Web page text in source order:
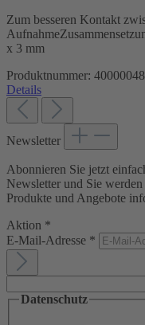
Zum besseren Kontakt
x 3 mm
Produktnummer: 40000048
Details
Newsletter
Abonnieren Sie jetzt
Newsletter und Sie
Produkte und Angebote
Aktion *
E-Mail-Adresse *
Datenschutz